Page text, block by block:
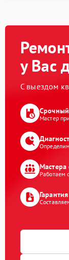
у Вас
С выездом
Мастер
Мастера
Работаем